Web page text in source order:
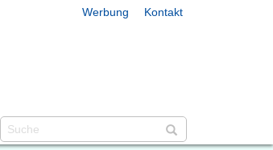
Werbung Kontakt